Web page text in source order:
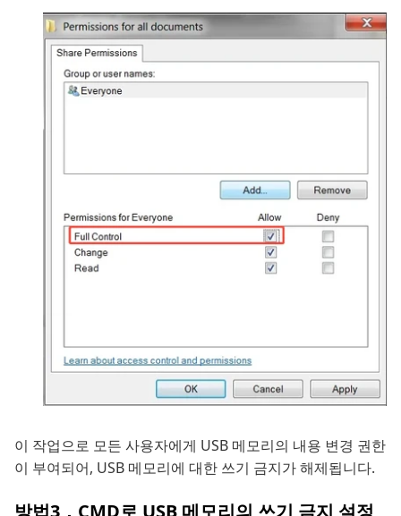
이 작업으로 모든 사용자에게 USB 메모리의 내용 변경 권한
이 부여되어, USB 메모리에 대한 쓰기 금지가 해제됩니다.
방법3．CMD로 USB 메모리의 쓰기 금지 설정